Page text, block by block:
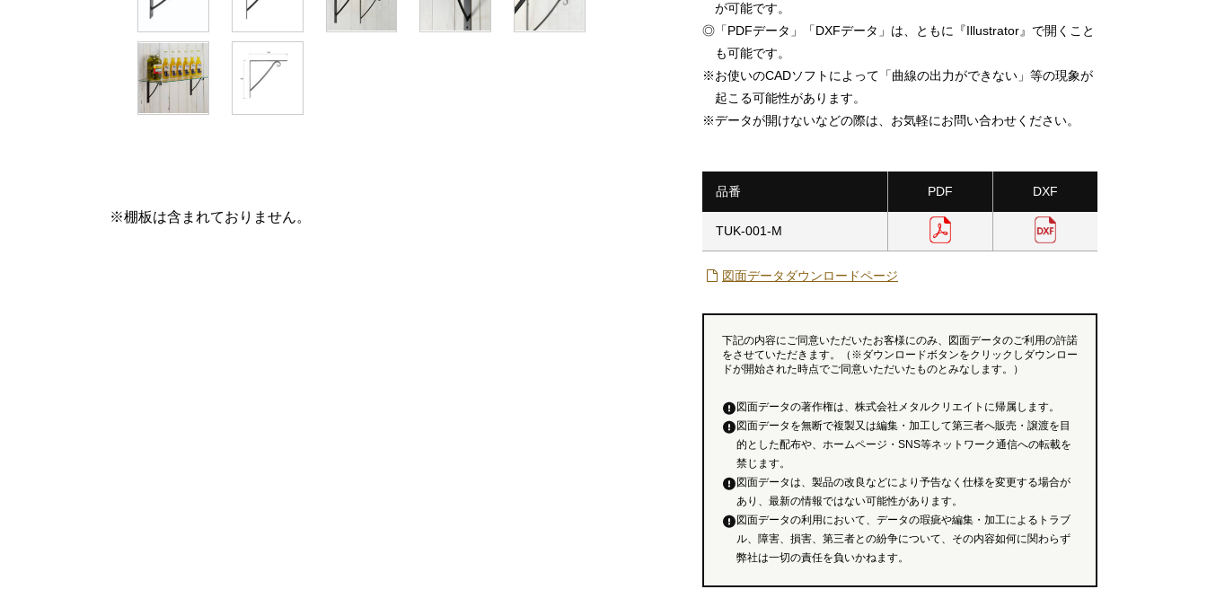
が可能です。
◎ 「PDFデータ」「DXFデータ」は、ともに『Illustrator』で開くこと
も可能です。
※お使いのCADソフトによって「曲線の出力ができない」等の現象が
起こる可能性があります。
※データが開けないなどの際は、お気軽にお問い合わせください。
品番 PDF DXF
TUK-001-M
図面データダウンロードページ
下記の内容にご同意いただいたお客様にのみ、図面データのご利用の許諾
をさせていただきます。（※ダウンロードボタンをクリックしダウンロー
ドが開始された時点でご同意いただいたものとみなします。）
図面データの著作権は、株式会社メタルクリエイトに帰属します。
図面データを無断で複製又は編集・加工して第三者へ販売・譲渡を目
的とした配布や、ホームページ・SNS等ネットワーク通信への転載を
禁じます。
図面データは、製品の改良などにより予告なく仕様を変更する場合が
あり、最新の情報ではない可能性があります。
図面データの利用において、データの瑕疵や編集・加工によるトラブ
ル、障害、損害、第三者との紛争について、その内容如何に関わらず
弊社は一切の責任を負いかねます。
※棚板は含まれておりません。